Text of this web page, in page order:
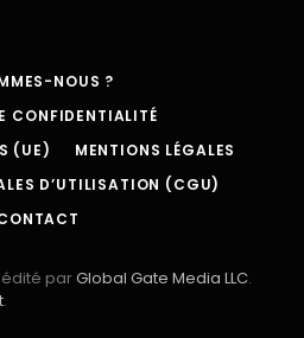
NOUS ?
CONFIDENTIALITÉ
(UE)
MENTIONS LÉGALES
D’UTILISATION (CGU)
parGlobal Gate Media LLC.
.